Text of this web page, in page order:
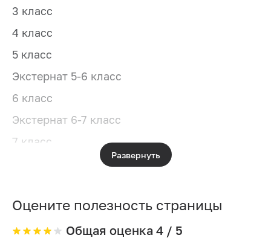
3 класс
4 класс
5 класс
Экстернат 5-6 класс
6 класс
Экстернат 6-7 класс
7 класс
Экстернат 7-8 класс
Экстернат 8-9 класс
9 класс
Развернуть
Оцените полезность страницы
Общая оценка 4/ 5